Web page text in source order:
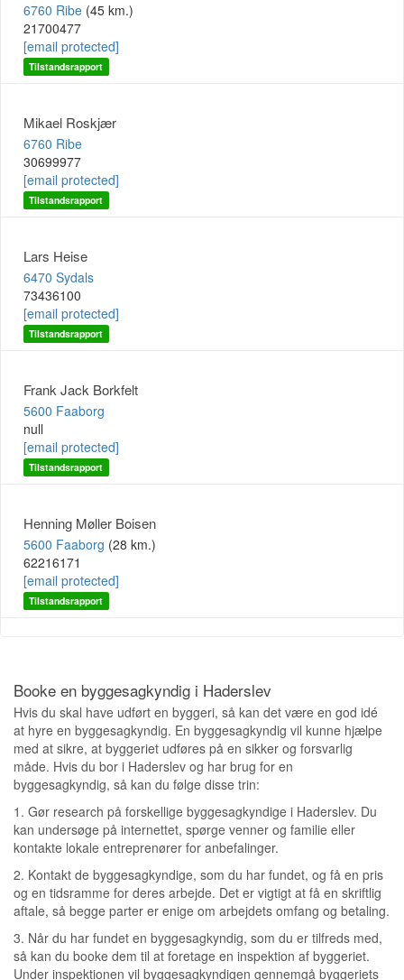
6760 Ribe (45 km.)
21700477
[email protected]
Tilstandsrapport
Mikael Roskjær
6760 Ribe
30699977
[email protected]
Tilstandsrapport
Lars Heise
6470 Sydals
73436100
[email protected]
Tilstandsrapport
Frank Jack Borkfelt
5600 Faaborg
null
[email protected]
Tilstandsrapport
Henning Møller Boisen
5600 Faaborg (28 km.)
62216171
[email protected]
Tilstandsrapport
Booke en byggesagkyndig i Haderslev
Hvis du skal have udført en byggeri, så kan det være en god idé
at hyre en byggesagkyndig. En byggesagkyndig vil kunne hjælpe
med at sikre, at byggeriet udføres på en sikker og forsvarlig
måde. Hvis du bor i Haderslev og har brug for en
byggesagkyndig, så kan du følge disse trin:
1. Gør research på forskellige byggesagkyndige i Haderslev. Du
kan undersøge på internettet, spørge venner og familie eller
kontakte lokale entreprenører for anbefalinger.
2. Kontakt de byggesagkyndige, som du har fundet, og få en pris
og en tidsramme for deres arbejde. Det er vigtigt at få en skriftlig
aftale, så begge parter er enige om arbejdets omfang og betaling.
3. Når du har fundet en byggesagkyndig, som du er tilfreds med,
så kan du booke dem til at foretage en inspektion af byggeriet.
Under inspektionen vil byggesagkyndigen gennemgå byggeriets